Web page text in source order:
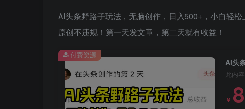
AI头条野路子玩法，无脑创作，日入500+，小白轻
原创不违规！第一天发文章，第二天就有收益！
AI头
此内
￥
付费资源